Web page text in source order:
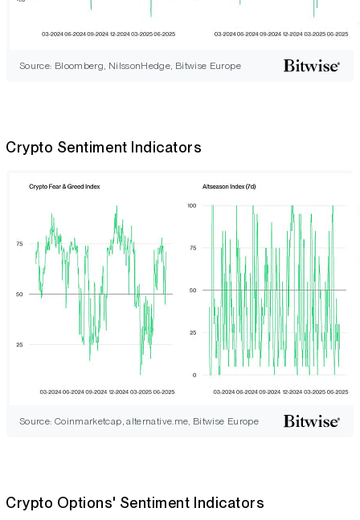
Source: Bloomberg, NilssonHedge, Bitwise Europe
Crypto Sentiment Indicators
Source: Coinmarketcap, alternative.me, Bitwise Europe
Crypto Options' Sentiment Indicators